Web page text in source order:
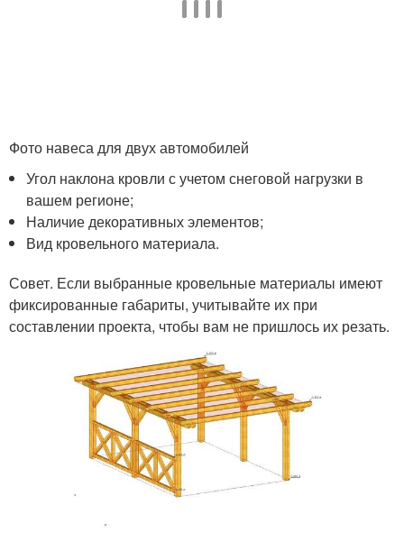
Фото навеса для двух автомобилей
Угол наклона кровли с учетом снеговой нагрузки в
вашем регионе;
Наличие декоративных элементов;
Вид кровельного материала.
Совет. Если выбранные кровельные материалы имеют
фиксированные габариты, учитывайте их при
составлении проекта, чтобы вам не пришлось их резать.